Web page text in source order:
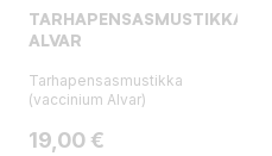
TARHAPENSASMUSTIKKA
ALVAR
Tarhapensasmustikka
(vaccinium Alvar)
Hinta
19,00 €